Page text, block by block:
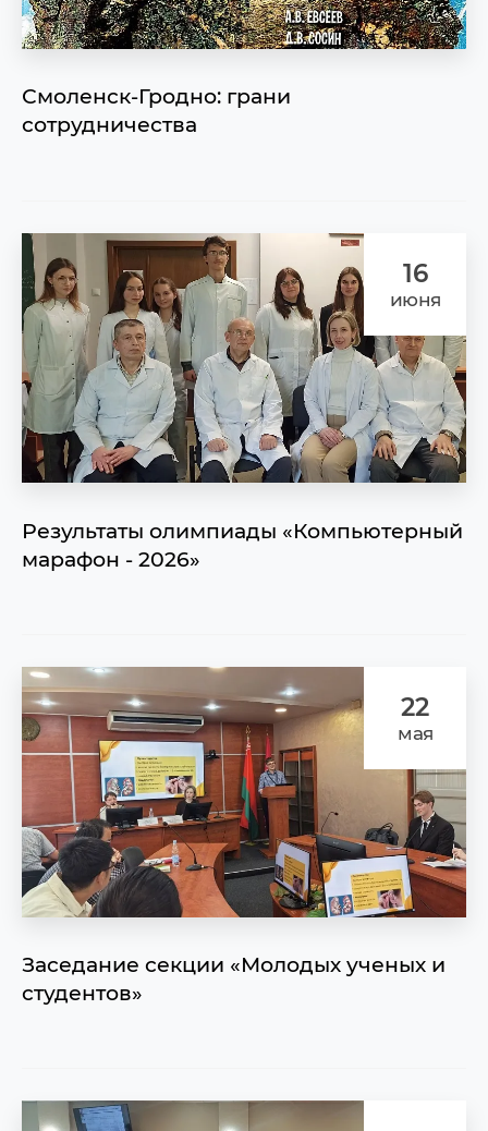
Смоленск-Гродно: грани
сотрудничества
16
июня
Результаты олимпиады «Компьютерный
марафон - 2026»
22
мая
Заседание секции «Молодых ученых и
студентов»